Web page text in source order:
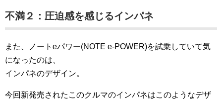
不満２：圧迫感を感じるインパネ
また、ノートeパワー(NOTE e-POWER)を試乗していて気
になったのは、
インパネのデザイン。
今回新発売されたこのクルマのインパネはこのようなデザ